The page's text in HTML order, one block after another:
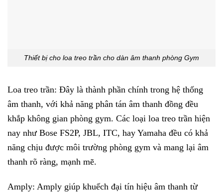
Thiết bị cho loa treo trần cho dàn âm thanh phòng Gym
Loa treo trần: Đây là thành phần chính trong hệ thống
âm thanh, với khả năng phân tán âm thanh đồng đều
khắp không gian phòng gym. Các loại loa treo trần hiện
nay như Bose FS2P, JBL, ITC, hay Yamaha đều có khả
năng chịu được môi trường phòng gym và mang lại âm
thanh rõ ràng, mạnh mẽ.
Amply: Amply giúp khuếch đại tín hiệu âm thanh từ